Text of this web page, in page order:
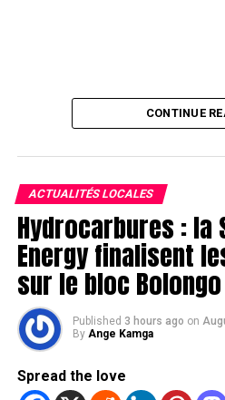
CONTINUE
ACTUALITÉS LOCALES
Hydrocarbures : la
Energy finalisent
sur le bloc
Published 3 hours ago on
By Ange Kamga
Spread the love